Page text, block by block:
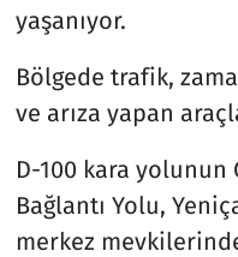
yaşanıyor.
Bölgede trafik,
ve arıza yapan
D-100 kara yolunun
Bağlantı Yolu,
merkez
Televizyon